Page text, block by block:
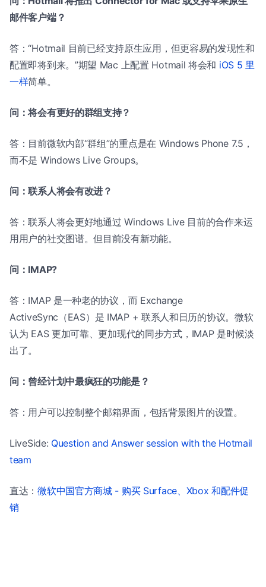
邮件客户端？
答：“Hotmail 目前已经支持原生应用，但更容易的发现性和
配置即将到来。”期望 Mac 上配置 Hotmail 将会和 iOS 5 里
一样简单。
问：将会有更好的群组支持？
答：目前微软内部“群组”的重点是在 Windows Phone 7.5，
而不是 Windows Live Groups。
问：联系人将会有改进？
答：联系人将会更好地通过 Windows Live 目前的合作来运
用用户的社交图谱。但目前没有新功能。
问：IMAP?
答：IMAP 是一种老的协议，而 Exchange
ActiveSync（EAS）是 IMAP + 联系人和日历的协议。微软
认为 EAS 更加可靠、更加现代的同步方式，IMAP 是时候淡
出了。
问：曾经计划中最疯狂的功能是？
答：用户可以控制整个邮箱界面，包括背景图片的设置。
LiveSide: Question and Answer session with the Hotmail
team
直达：微软中国官方商城 - 购买 Surface、Xbox 和配件促
销